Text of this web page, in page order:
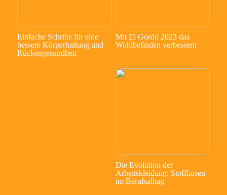
Einfache Schritte für eine
bessere Körperhaltung und
Rückengesundheit
Mit El Gordo 2023 das
Wohlbefinden verbessern
Die Evolution der
Arbeitskleidung: Stoffhosen
im Berufsalltag